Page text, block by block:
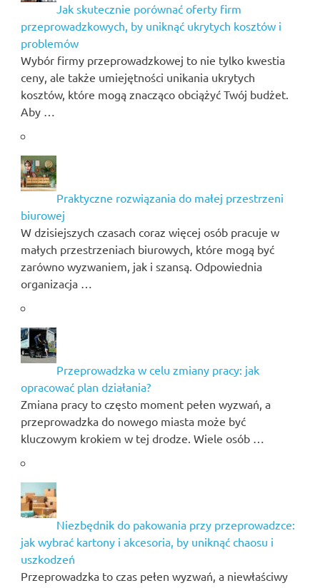
Jak skutecznie porównać oferty firm
przeprowadzkowych, by uniknąć ukrytych kosztów i
problemów
Wybór firmy przeprowadzkowej to nie tylko kwestia
ceny, ale także umiejętności unikania ukrytych
kosztów, które mogą znacząco obciążyć Twój budżet.
Aby …
Praktyczne rozwiązania do małej przestrzeni
biurowej
W dzisiejszych czasach coraz więcej osób pracuje w
małych przestrzeniach biurowych, które mogą być
zarówno wyzwaniem, jak i szansą. Odpowiednia
organizacja …
Przeprowadzka w celu zmiany pracy: jak
opracować plan działania?
Zmiana pracy to często moment pełen wyzwań, a
przeprowadzka do nowego miasta może być
kluczowym krokiem w tej drodze. Wiele osób …
Niezbędnik do pakowania przy przeprowadzce:
jak wybrać kartony i akcesoria, by uniknąć chaosu i
uszkodzeń
Przeprowadzka to czas pełen wyzwań, a niewłaściwy